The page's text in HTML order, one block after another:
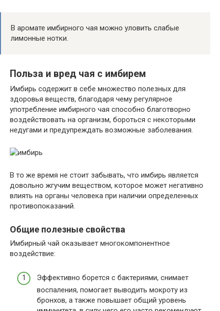
В аромате имбирного чая можно уловить слабые
лимонные нотки.
Польза и вред чая с имбирем
Имбирь содержит в себе множество полезных для
здоровья веществ, благодаря чему регулярное
употребление имбирного чая способно благотворно
воздействовать на организм, бороться с некоторыми
недугами и предупреждать возможные заболевания.
В то же время не стоит забывать, что имбирь является
довольно жгучим веществом, которое может негативно
влиять на органы человека при наличии определенных
противопоказаний.
Общие полезные свойства
Имбирный чай оказывает многокомпонентное
воздействие:
Эффективно борется с бактериями, снимает
воспаления, помогает выводить мокроту из
бронхов, а также повышает общий уровень